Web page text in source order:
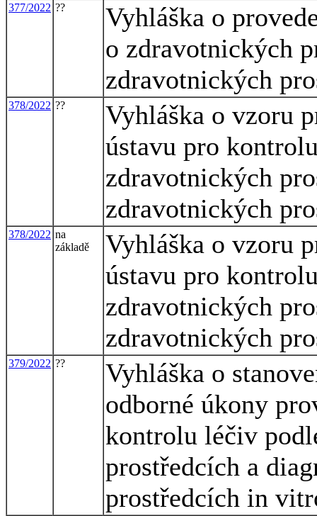
377/2022 ??
Vyhláška o
o zdravotnických
zdravotnických
378/2022 ??
Vyhláška o vzoru
ústavu pro
zdravotnických
zdravotnických
378/2022 na
základě
Vyhláška o vzoru
ústavu pro
zdravotnických
zdravotnických
379/2022 ??
Vyhláška o
odborné úkony
kontrolu léčiv
prostředcích a
prostředcích in